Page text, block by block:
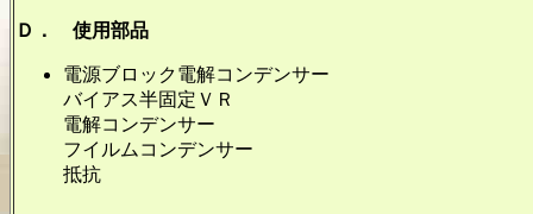
Ｄ． 使用部品
電源ブロック電解コンデン
バイアス半固定Ｖ
電解コンデンサ
フイルムコンデンサ
抵抗